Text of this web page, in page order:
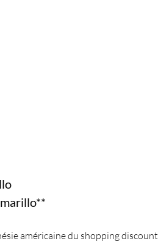
américaine du shopping discount,